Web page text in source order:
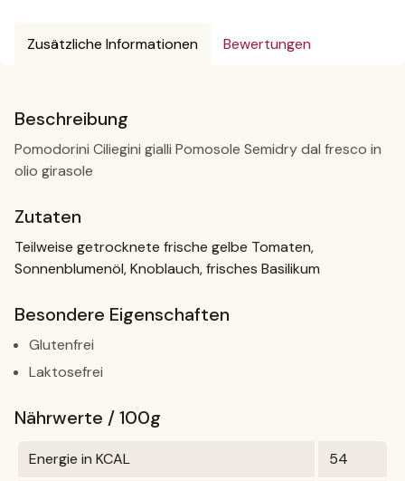
Zusätzliche Informationen Bewertungen
Beschreibung
Pomodorini Ciliegini gialli Pomosole Semidry dal fresco in
olio girasole
Zutaten
Teilweise getrocknete frische gelbe Tomaten,
Sonnenblumenöl, Knoblauch, frisches Basilikum
Besondere Eigenschaften
Glutenfrei
Laktosefrei
Nährwerte / 100g
Energie in KCAL 54